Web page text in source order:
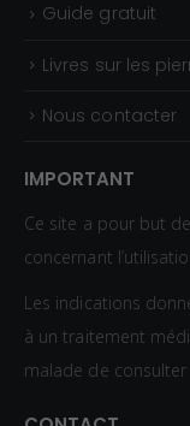
Guide gratuit
Livres sur les
Nous contacter
IMPORTANT
Ce site a pour but
concernant
Les indications
à un traitement
malade de